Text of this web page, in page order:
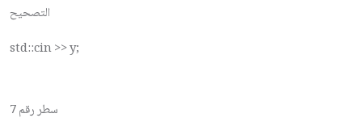
التصحيح
std::cin >> y;
سطر رقم 7